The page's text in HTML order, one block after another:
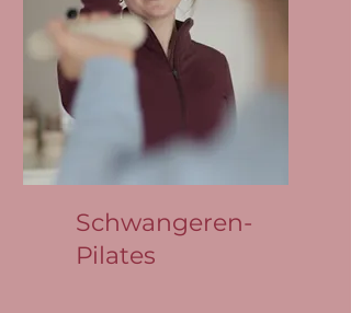
Schwangeren-
Pilates